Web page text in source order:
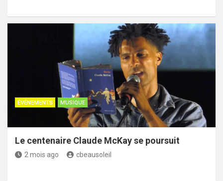
ÉVÉNEMENTS MUSIQUE
Le centenaire Claude McKay se poursuit
2 mois ago cbeausoleil